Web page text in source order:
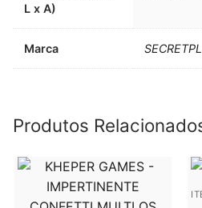
L x A)
Marca
Produtos